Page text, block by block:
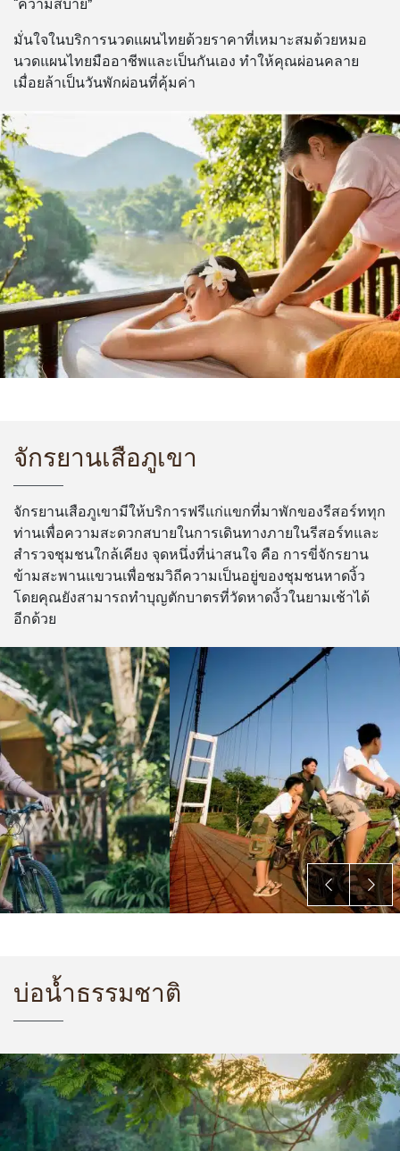
“ความสบาย”
มั่นใจในบริการนวดแผนไทยด้วยราคาที่เหมาะสมด้วยหมอ
นวดแผนไทยมืออาชีพและเป็นกันเอง ทำให้คุณผ่อนคลาย
เมื่อยล้าเป็นวันพักผ่อนที่คุ้มค่า
จักรยานเสือภูเขา
จักรยานเสือภูเขามีให้บริการฟรีแก่แขกที่มาพักของรีสอร์ททุก
ท่านเพื่อความสะดวกสบายในการเดินทางภายในรีสอร์ทและ
สำรวจชุมชนใกล้เคียง จุดหนึ่งที่น่าสนใจ คือ การขี่จักรยาน
ข้ามสะพานแขวนเพื่อชมวิถีความเป็นอยู่ของชุมชนหาดงิ้ว
โดยคุณยังสามารถทำบุญตักบาตรที่วัดหาดงิ้วในยามเช้าได้
อีกด้วย
บ่อน้ำธรรมชาติ